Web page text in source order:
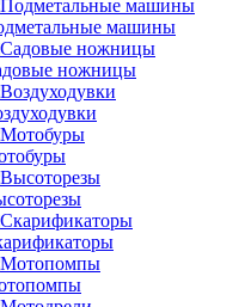
машины
ножницы